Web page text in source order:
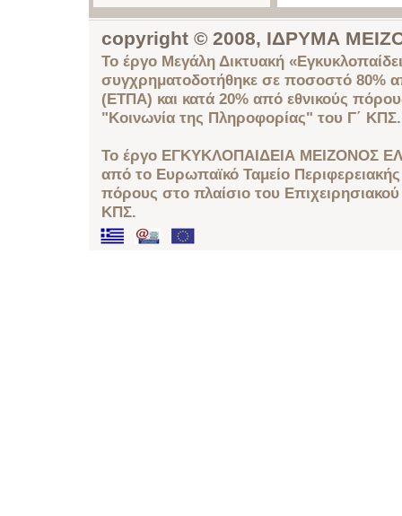
copyright © 2008, ΙΔΡΥΜΑ
Το έργο Μεγάλη Δικτυακή
συγχρηματοδοτήθηκε σε ποσοστό 80%
(ΕΤΠΑ) και κατά 20% από εθνικούς
"Κοινωνία της Πληροφορίας" του Γ΄ ΚΠΣ.
Το έργο ΕΓΚΥΚΛΟΠΑΙΔΕΙΑ ΜΕΙΖΟΝΟΣ
από το Ευρωπαϊκό Ταμείο
πόρους στο πλαίσιο του
ΚΠΣ.